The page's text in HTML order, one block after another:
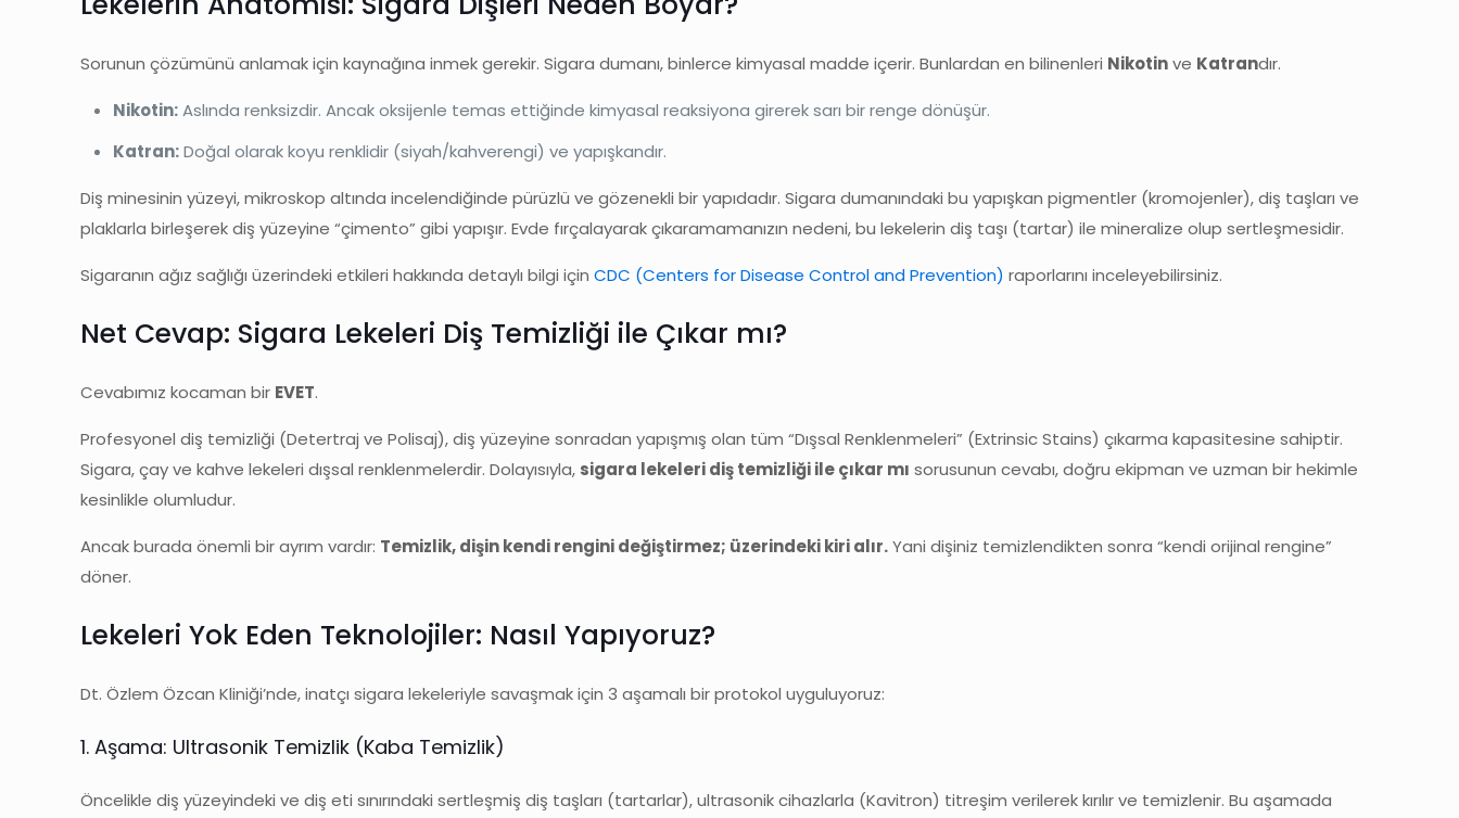
Sorunun çözümünü anlamak için kaynağına inmek gerekir. Sigara dumanı, binlerce kimyasal madde içerir. Bunlardan en bilinenleri Nikotinve Katrandır.
Nikotin:Aslında renksizdir. Ancak oksijenle temas ettiğinde kimyasal reaksiyona girerek sarı bir renge dönüşür.
Katran:Doğal olarak koyu renklidir (siyah/kahverengi) ve yapışkandır.
Diş minesinin yüzeyi, mikroskop altında incelendiğinde pürüzlü ve gözenekli bir yapıdadır. Sigara dumanındaki bu yapışkan pigmentler (kromojenler), diş taşları ve
plaklarla birleşerek diş yüzeyine “çimento” gibi yapışır. Evde fırçalayarak çıkaramamanızın nedeni, bu lekelerin diş taşı (tartar) ile mineralize olup sertleşmesidir.
Sigaranın ağız sağlığı üzerindeki etkileri hakkında detaylı bilgi içinCDC (Centers for Disease Control and Prevention) raporlarını inceleyebilirsiniz.
Net Cevap: Sigara Lekeleri Diş Temizliği ile Çıkar mı?
Cevabımız kocaman bir EVET.
Profesyonel diş temizliği (Detertraj ve Polisaj), diş yüzeyine sonradan yapışmış olan tüm “Dışsal Renklenmeleri” (Extrinsic Stains) çıkarma kapasitesine sahiptir.
Sigara, çay ve kahve lekeleri dışsal renklenmelerdir. Dolayısıyla, sigara lekeleri diş temizliği ile çıkar mı sorusunun cevabı, doğru ekipman ve uzman bir hekimle
kesinlikle olumludur.
Ancak burada önemli bir ayrım vardır: Temizlik, dişin kendi rengini değiştirmez; üzerindeki kiri alır.Yani dişiniz temizlendikten sonra “kendi orijinal rengine”
döner.
Lekeleri Yok Eden Teknolojiler: Nasıl Yapıyoruz?
Dt. Özlem Özcan Kliniği’nde, inatçı sigara lekeleriyle savaşmak için 3 aşamalı bir protokol uyguluyoruz:
1. Aşama: Ultrasonik Temizlik (Kaba Temizlik)
Öncelikle diş yüzeyindeki ve diş eti sınırındaki sertleşmiş diş taşları (tartarlar), ultrasonik cihazlarla (Kavitron) titreşim verilerek kırılır ve temizlenir. Bu aşamada